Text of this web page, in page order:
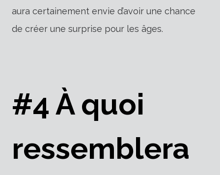
aura certainement envie d’avoir une chance
de créer une surprise pour les âges.
#4 À quoi
ressemblera